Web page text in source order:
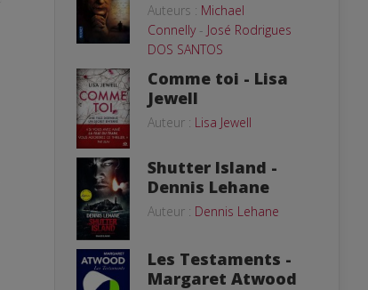
Auteurs : Michael
Connelly- José Rodrigues
DOS SANTOS
Comme toi - Lisa
Jewell
Auteur : Lisa Jewell
Shutter Island -
Dennis Lehane
Auteur : Dennis Lehane
Les Testaments -
Margaret Atwood